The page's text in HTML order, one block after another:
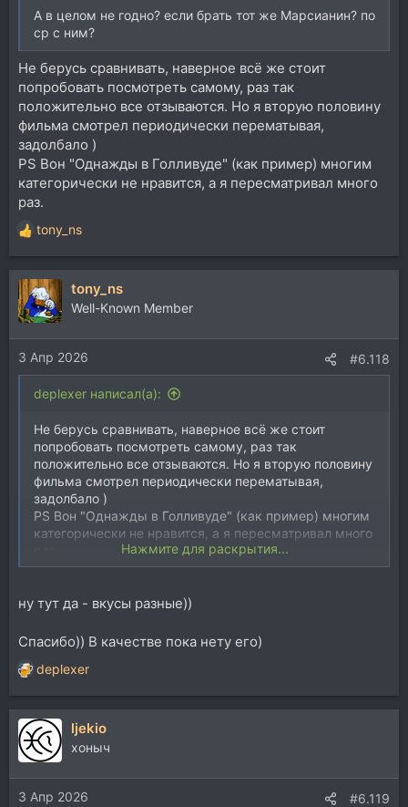
А в целом не годно? если брать тот же Марсианин? по
ср с ним?
Не берусь сравнивать, наверное всё же стоит
попробовать посмотреть самому, раз так
положительно все отзываются. Но я вторую половину
фильма смотрел периодически перематывая,
задолбало )
PS Вон "Однажды в Голливуде" (как пример) многим
категорически не нравится, а я пересматривал много
раз.
Р
е
а
к
ц
и
и
:
tony_ns
tony_ns
Well-Known Member
3 Апр 2026 #6.118
deplexer написал(а):
Не берусь сравнивать, наверное всё же стоит
попробовать посмотреть самому, раз так
положительно все отзываются. Но я вторую половину
фильма смотрел периодически перематывая,
задолбало )
PS Вон "Однажды в Голливуде" (как пример) многим
категорически не нравится, а я пересматривал много
Нажмите для раскрытия...
ну тут да - вкусы разные))
Спасибо)) В качестве пока нету его)
Р
е
а
к
ц
и
и
:
deplexer
ljekio
хоныч
3 Апр 2026 #6.119